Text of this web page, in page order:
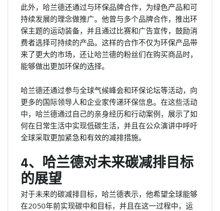
此外，哈兰德还通过与环保品牌合作，为绿色产品和可
持续发展的理念做推广。他曾与多个品牌合作，推出环
保主题的运动装备，并且通过比赛和广告宣传，鼓励消
费者选择可持续的产品。这样的合作不仅为环保产品带
来了更大的市场，还让哈兰德的粉丝们在购买商品时，
能够做出更加环保的选择。
哈兰德还通过参与全球气候峰会和环保论坛等活动，向
更多的国际领导人和企业家传递环保信息。在这些活动
中，哈兰德通过自己的亲身经历和行动案例，展示了如
何在日常生活中实现低碳生活，并且在公众演讲中呼吁
全球采取更加紧急和有效的减排措施。
4、哈兰德对未来碳减排目标
的展望
对于未来的碳减排目标，哈兰德表示，他希望全球能够
在2050年前实现碳中和目标，并且在这一过程中，运